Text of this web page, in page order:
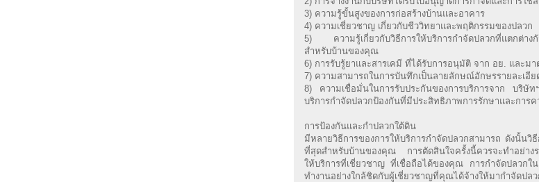
3) ความรู้ขั้นสูงของการก่อสร้างบ้านและอาคาร
4) ความเชี่ยวชาญ เกี่ยวกับชีววิทยาและพฤติกรรมของปลวก
5) ความรู้เกี่ยวกับวิธีการให้บริการกำจัดปลวกที่แตกต่าง
สำหรับบ้านของคุณ
6) การรับรู้ยาและสารเคมี ที่ได้รับการอนุมัติ จาก อย. และม
7) ความสามารถในการบันทึกเป็นลายลักษณ์อักษรรายละเอีย
8) ความเชื่อมั่นในการรับประกันของการบริการจาก บริษัท
บริการกำจัดปลวกป้องกันที่มีประสิทธิภาพการรักษาและการ
การป้องกันและกำปลวกใต้ดิน
มีหลายวิธีการของการให้บริการกำจัดปลวกสามารถ ดังนั้นวิ
ที่สุดสำหรับบ้านของคุณ การตัดสินใจครั้งนี้ควรจะทำอย่างร
ให้บริการที่เชี่ยวชาญ ที่เชื่อถือได้ของคุณ การกำจัดปลวกใ
ทำงานอย่างใกล้ชิดกับผู้เชี่ยวชาญที่คุณได้จ้างให้มากำจัด